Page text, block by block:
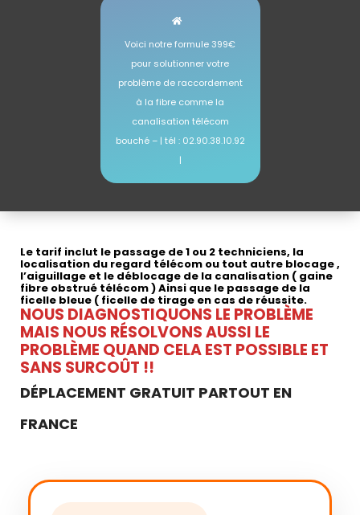
Voici notre formule 399€
pour solutionner votre
problème de raccordement
à la fibre comme la
canalisation télécom
bouché – | tél : 02.90.38.10.92
|
Le tarif inclut le passage de 1 ou 2 techniciens, la
localisation du regard télécom ou tout autre blocage ,
l’aiguillage et le déblocage de la canalisation ( gaine
fibre obstrué télécom ) Ainsi que le passage de la
ficelle bleue ( ficelle de tirage en cas de réussite.
NOUS DIAGNOSTIQUONS LE PROBLÈME
MAIS NOUS RÉSOLVONS AUSSI LE
PROBLÈME QUAND CELA EST POSSIBLE ET
SANS SURCOÛT !!
DÉPLACEMENT GRATUIT PARTOUT EN
FRANCE